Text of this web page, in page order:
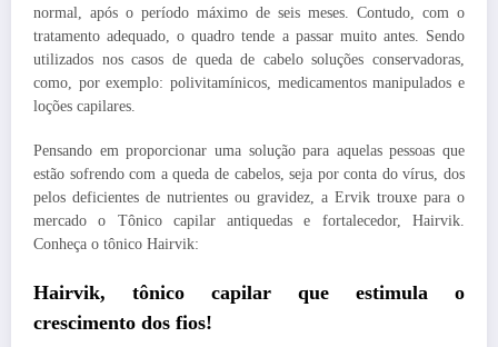
normal, após o período máximo de seis meses. Contudo, com o
tratamento adequado, o quadro tende a passar muito antes. Sendo
utilizados nos casos de queda de cabelo soluções conservadoras,
como, por exemplo: polivitamínicos, medicamentos manipulados e
loções capilares.
Pensando em proporcionar uma solução para aquelas pessoas que
estão sofrendo com a queda de cabelos, seja por conta do vírus, dos
pelos deficientes de nutrientes ou gravidez, a Ervik trouxe para o
mercado o Tônico capilar antiquedas e fortalecedor, Hairvik.
Conheça o tônico Hairvik:
Hairvik, tônico capilar que estimula o
crescimento dos fios!